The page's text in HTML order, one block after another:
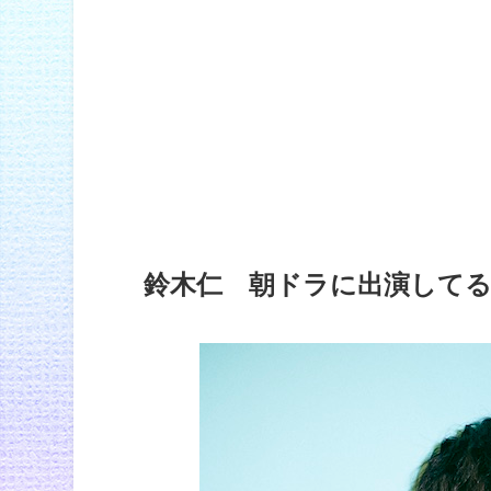
鈴木仁 朝ドラに出演して